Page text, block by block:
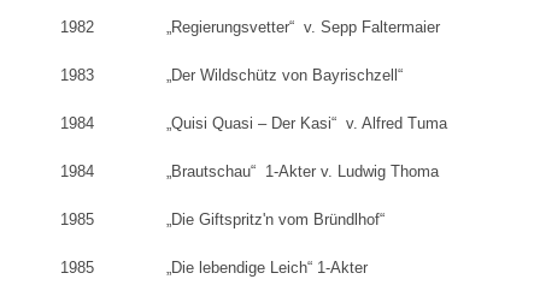
1982 „Regierungsvetter“ v. Sepp Faltermaier
1983 „Der Wildschütz von Bayrischzell“
1984 „Quisi Quasi – Der Kasi“ v. Alfred Tuma
1984 „Brautschau“ 1-Akter v. Ludwig Thoma
1985 „Die Giftspritz'n vom Bründlhof“
1985 „Die lebendige Leich“ 1-Akter